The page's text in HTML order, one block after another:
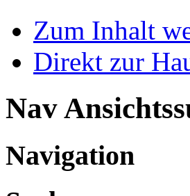
Zum Inhalt
Direkt zur
Nav
Navigation